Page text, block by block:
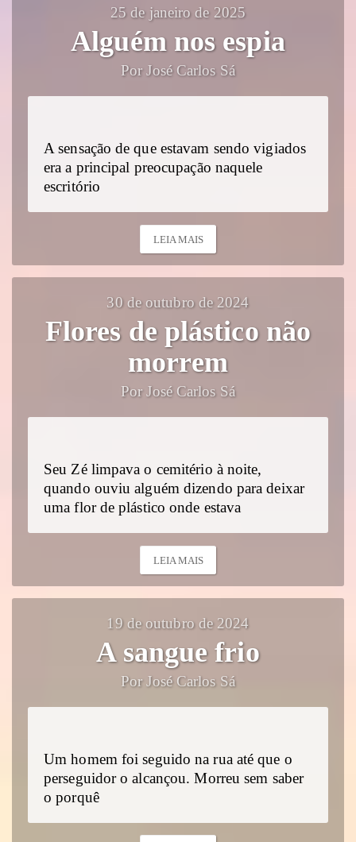
25 de janeiro de 2025
Alguém nos espia
Por José Carlos Sá
A sensação de que estavam sendo vigiados
era a principal preocupação naquele
escritório
LEIA MAIS
30 de outubro de 2024
Flores de plástico não
morrem
Por José Carlos Sá
Seu Zé limpava o cemitério à noite,
quando ouviu alguém dizendo para deixar
uma flor de plástico onde estava
LEIA MAIS
19 de outubro de 2024
A sangue frio
Por José Carlos Sá
Um homem foi seguido na rua até que o
perseguidor o alcançou. Morreu sem saber
o porquê